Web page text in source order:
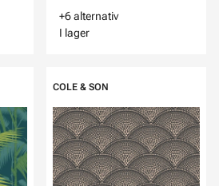
+6 alternativ
I lager
COLE & SON